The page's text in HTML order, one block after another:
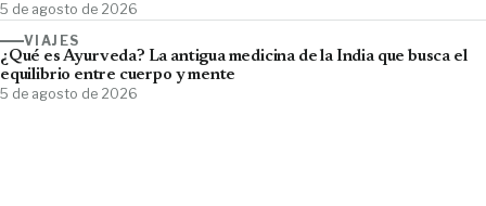
5 de agosto de 2026
VIAJES
¿Qué es Ayurveda? La antigua medicina de la India que busca el
equilibrio entre cuerpo y mente
5 de agosto de 2026